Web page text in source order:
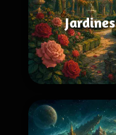
Jardines